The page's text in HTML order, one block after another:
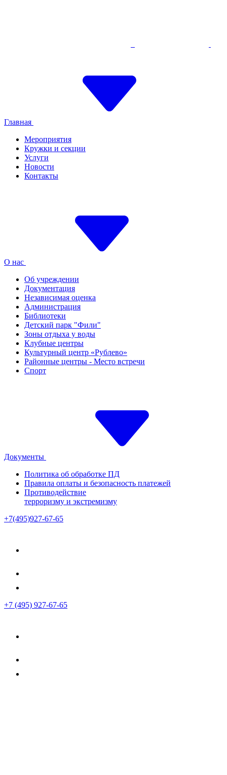
Главная
Мероприятия
Кружки и секции
Услуги
Новости
Контакты
О нас
Об учреждении
Документация
Независимая оценка
Администрация
Библиотеки
Детский парк "Фили"
Зоны отдыха у воды
Клубные центры
Культурный центр «Рублево»
Районные центры - Место встречи
Спорт
Документы
Политика об обработке ПД
Правила оплаты и безопасность платежей
Противодействие
терроризму и экстремизму
+7(495)927-67-65
+7 (495) 927-67-65